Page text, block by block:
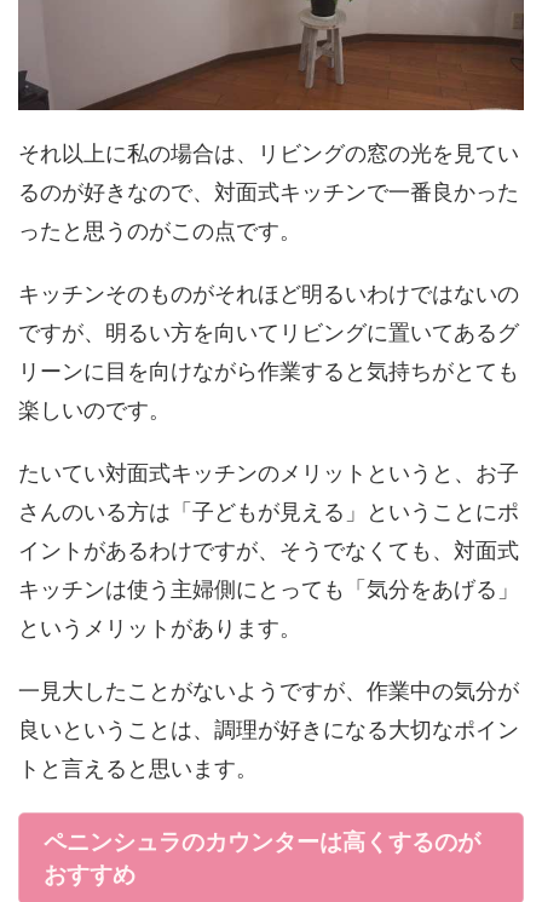
それ以上に私の場合は、リビングの窓の光を見てい
るのが好きなので、対面式キッチンで一番良かった
ったと思うのがこの点です。
キッチンそのものがそれほど明るいわけではないの
ですが、明るい方を向いてリビングに置いてあるグ
リーンに目を向けながら作業すると気持ちがとても
楽しいのです。
たいてい対面式キッチンのメリットというと、お子
さんのいる方は「子どもが見える」ということにポ
イントがあるわけですが、そうでなくても、対面式
キッチンは使う主婦側にとっても「気分をあげる」
というメリットがあります。
一見大したことがないようですが、作業中の気分が
良いということは、調理が好きになる大切なポイン
トと言えると思います。
ペニンシュラのカウンターは高くするのが
おすすめ